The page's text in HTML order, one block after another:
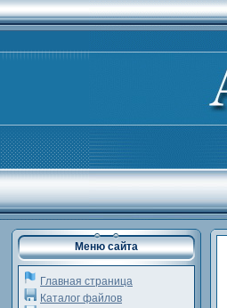
Меню сайта
Главная страница
Каталог файлов